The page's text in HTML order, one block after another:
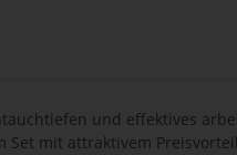
und effektives
mit attraktivem